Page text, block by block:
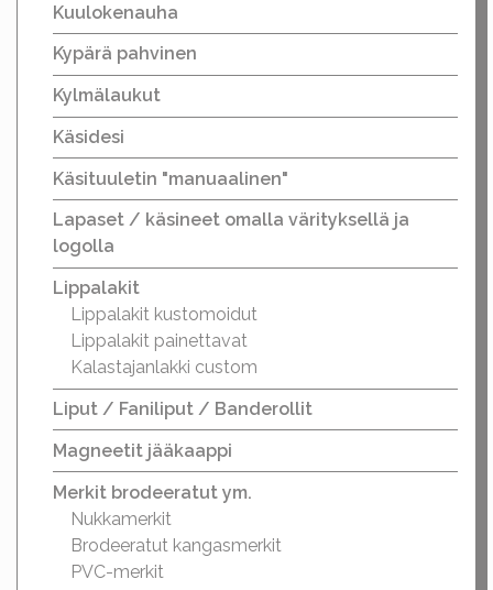
Kuulokenauha
Kypärä pahvinen
Kylmälaukut
Käsidesi
Käsituuletin "manuaalinen"
Lapaset / käsineet omalla värityksellä ja
logolla
Lippalakit
Lippalakit kustomoidut
Lippalakit painettavat
Kalastajanlakki custom
Liput / Faniliput / Banderollit
Magneetit jääkaappi
Merkit brodeeratut ym.
Nukkamerkit
Brodeeratut kangasmerkit
PVC-merkit